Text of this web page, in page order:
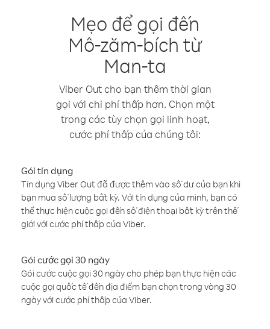
Mẹo để gọi đến
Mô-zăm-bích từ
Man-ta
Viber Out cho bạn thêm thời gian
gọi với chi phí thấp hơn. Chọn một
trong các tùy chọn gọi linh hoạt,
cước phí thấp của chúng tôi:
Gói tín dụng
Tín dụng Viber Out đã được thêm vào số dư của bạn khi
bạn mua số lượng bất kỳ. Với tín dụng của mình, bạn có
thể thực hiện cuộc gọi đến số điện thoại bất kỳ trên thế
giới với cước phí thấp của Viber.
Gói cước gọi 30 ngày
Gói cước cuộc gọi 30 ngày cho phép bạn thực hiện các
cuộc gọi quốc tế đến địa điểm bạn chọn trong vòng 30
ngày với cước phí thấp của Viber.